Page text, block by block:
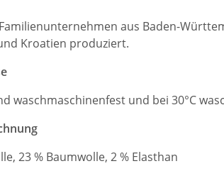
aus Baden-
Kroatien produziert.
waschmaschinenfest und bei 30°C
23 % Baumwolle, 2 % Elasthan